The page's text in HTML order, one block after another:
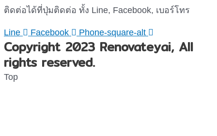
ติดต่อได้ที่ปุ่มติดต่อ ทั้ง Line, Facebook, เบอร์โทร
Line Facebook Phone-square-alt
Copyright 2023 Renovateyai, All
rights reserved.
Top